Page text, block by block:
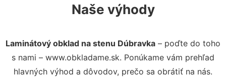
Naše výhody
Laminátový obklad na stenu Dúbravka – poďte do toho
s nami – www.obkladame.sk. Ponúkame vám prehľad
hlavných výhod a dôvodov, prečo sa obrátiť na nás.